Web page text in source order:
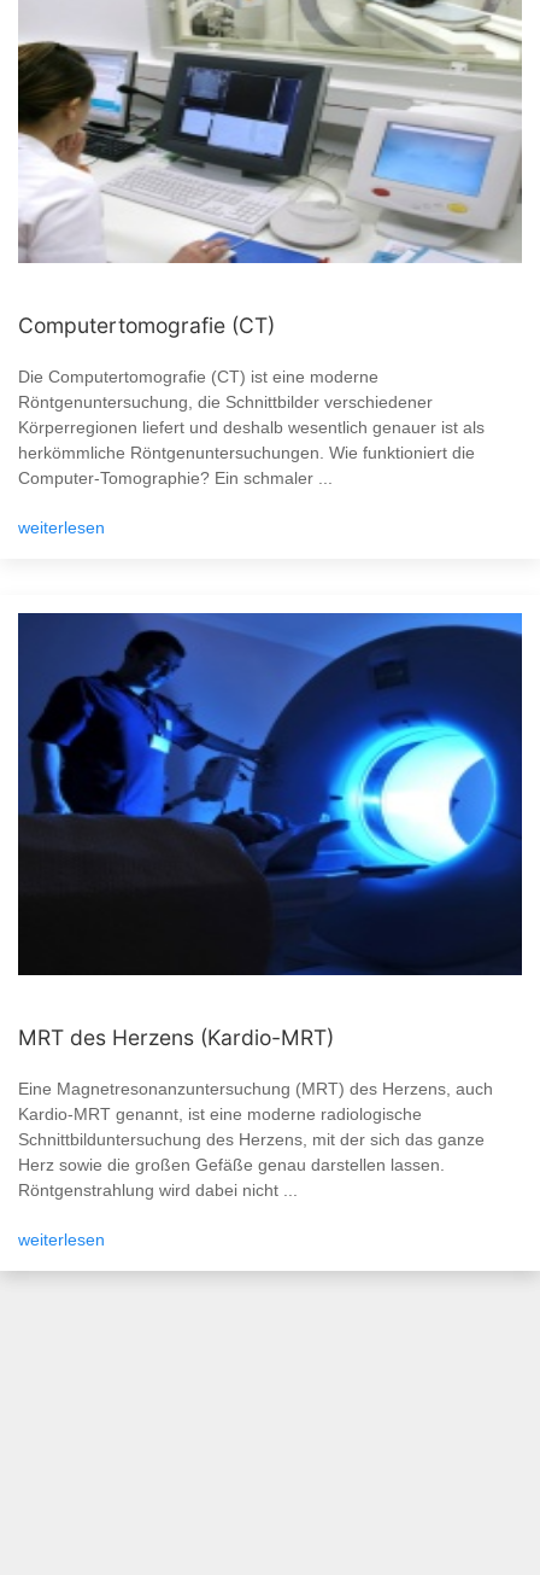
Computertomografie (CT)
Die Computertomografie (CT) ist eine moderne
Röntgenuntersuchung, die Schnittbilder verschiedener
Körperregionen liefert und deshalb wesentlich genauer ist als
herkömmliche Röntgenuntersuchungen. Wie funktioniert die
Computer-Tomographie? Ein schmaler ...
weiterlesen
MRT des Herzens (Kardio-MRT)
Eine Magnetresonanzuntersuchung (MRT) des Herzens, auch
Kardio-MRT genannt, ist eine moderne radiologische
Schnittbilduntersuchung des Herzens, mit der sich das ganze
Herz sowie die großen Gefäße genau darstellen lassen.
Röntgenstrahlung wird dabei nicht ...
weiterlesen